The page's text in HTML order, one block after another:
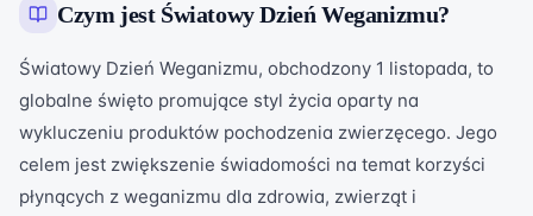
Czym jest Światowy Dzień Weganizmu?
Światowy Dzień Weganizmu, obchodzony 1 listopada, to
globalne święto promujące styl życia oparty na
wykluczeniu produktów pochodzenia zwierzęcego. Jego
celem jest zwiększenie świadomości na temat korzyści
płynących z weganizmu dla zdrowia, zwierząt i